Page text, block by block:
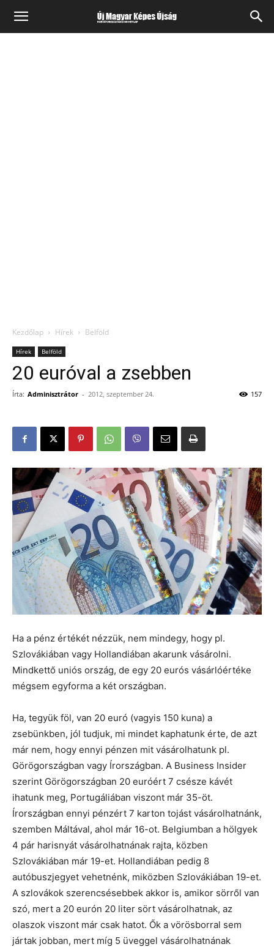
Kezdőlap Hírek Belföld
Hírek Belföld
20 euróval a zsebben
Írta: Adminisztrátor - 2012, szeptember 24. 157
Ha a pénz értékét nézzük, nem mindegy, hogy pl.
Szlovákiában vagy Hollandiában akarunk vásárolni.
Mindkettő uniós ország, de egy 20 eurós vásárlóértéke
mégsem egyforma a két országban.
Ha, tegyük föl, van 20 euró (vagyis 150 kuna) a
zsebünkben, jól tudjuk, mi mindet kaphatunk érte, de azt
már nem, hogy ennyi pénzen mit vásárolhatunk pl.
Görögországban vagy Írországban. A Business Insider
szerint Görögországban 20 euróért 7 csésze kávét
ihatunk meg, Portugáliában viszont már 35-öt.
Írországban ennyi pénzért 7 karton tojást vásárolhatnánk,
szemben Máltával, ahol már 16-ot. Belgiumban a hölgyek
4 pár harisnyát vásárolhatnának rajta, közben
Szlovákiában már 19-et. Hollandiában pedig 8
autóbuszjegyet vehetnénk, miközben Szlovákiában 19-et.
A szlovákok szerencsésebbek akkor is, amikor sörről van
szó, mert a 20 eurón 20 liter sört vásárolhatnak, az
olaszok viszont már csak hatot. Ők a vörösborral sem
jártak jobban, mert míg 5 üveggel vásárolhatnának